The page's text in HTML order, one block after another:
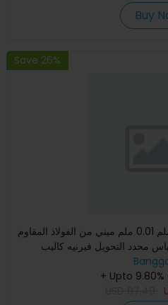
Buy
Save 26%
مقياس الارتفاع الرقمي 0-150 ملم 0.01 ملم ميني من الفولاذ المقاوم
محدد التحويل فيرنيه كاليب
+ Upto